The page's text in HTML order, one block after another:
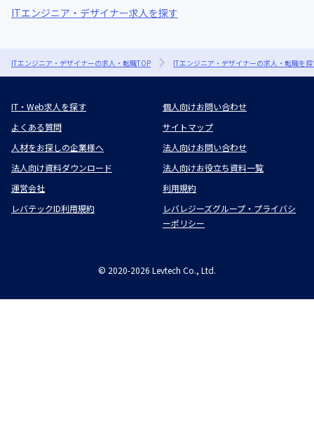
ITエンジニア・デザイナー求人を探す
ITエンジニア・デザイナーの求人・転職TOP ITエンジニア・デザイナーの求人・転職を
IT・Web求人を探す
個人向けお問い合わせ
よくある質問
サイトマップ
人材をお探しの企業様へ
法人向けお問い合わせ
法人向け資料ダウンロード
法人向けお役立ち資料一覧
運営会社
利用規約
レバテックID利用規約
レバレジーズグループ・プライバシ
ーポリシー
© 2020-2026 Levtech Co., Ltd.